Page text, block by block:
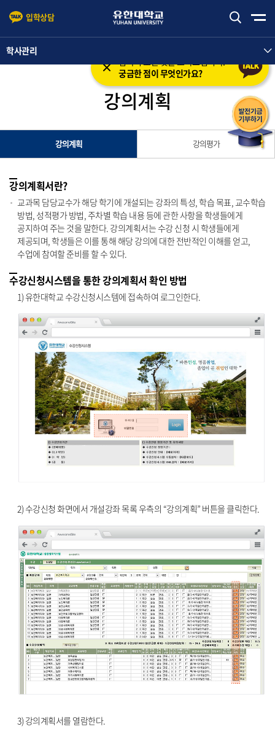
본문 바로가기 주메뉴 바로가기
입학상담
입학의 모든 것을 도와드립니다.
궁금한 점이 무엇인가요?
학사관리
강의계획
강의계획 강의평가
강의계획서란?
교과목 담당교수가 해당 학기에 개설되는 강좌의 특성, 학습 목표, 교수학습
방법, 성적평가 방법, 주차별 학습 내용 등에 관한 사항을 학생들에게
공지하여 주는 것을 말한다. 강의계획서는 수강 신청 시 학생들에게
제공되며, 학생들은 이를 통해 해당 강의에 대한 전반적인 이해를 얻고,
수업에 참여할 준비를 할 수 있다.
수강신청시스템을 통한 강의계획서 확인 방법
1) 유한대학교 수강신청시스템에 접속하여 로그인한다.
2) 수강신청 화면에서 개설강좌 목록 우측의 “강의계획” 버튼을 클릭한다.
3) 강의계획서를 열람한다.